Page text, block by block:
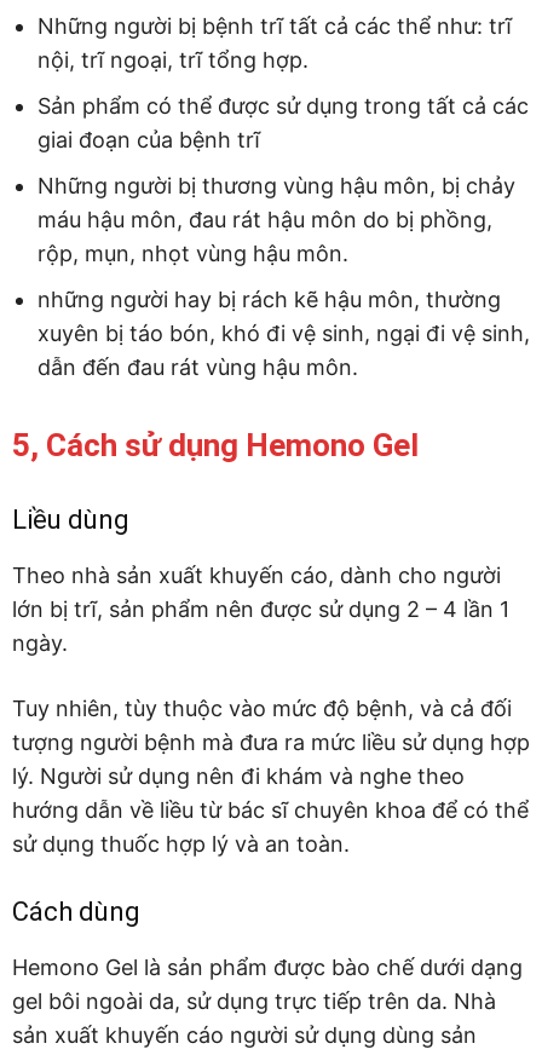
Những người bị bệnh trĩ tất cả các thể như: trĩ
nội, trĩ ngoại, trĩ tổng hợp.
Sản phẩm có thể được sử dụng trong tất cả các
giai đoạn của bệnh trĩ
Những người bị thương vùng hậu môn, bị chảy
máu hậu môn, đau rát hậu môn do bị phồng,
rộp, mụn, nhọt vùng hậu môn.
những người hay bị rách kẽ hậu môn, thường
xuyên bị táo bón, khó đi vệ sinh, ngại đi vệ sinh,
dẫn đến đau rát vùng hậu môn.
5, Cách sử dụng Hemono Gel
Liều dùng
Theo nhà sản xuất khuyến cáo, dành cho người
lớn bị trĩ, sản phẩm nên được sử dụng 2 – 4 lần 1
ngày.
Tuy nhiên, tùy thuộc vào mức độ bệnh, và cả đối
tượng người bệnh mà đưa ra mức liều sử dụng hợp
lý. Người sử dụng nên đi khám và nghe theo
hướng dẫn về liều từ bác sĩ chuyên khoa để có thể
sử dụng thuốc hợp lý và an toàn.
Cách dùng
Hemono Gel là sản phẩm được bào chế dưới dạng
gel bôi ngoài da, sử dụng trực tiếp trên da. Nhà
sản xuất khuyến cáo người sử dụng dùng sản